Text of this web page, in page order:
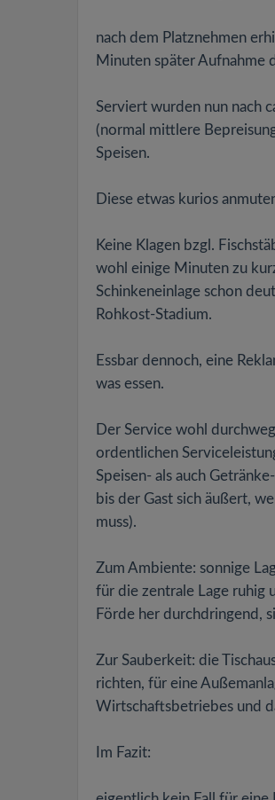
nach dem Platznehmen
Minuten später Aufnahme
Serviert wurden nun nach
(normal mittlere
Speisen.
Diese etwas kurios
Keine Klagen bzgl.
wohl einige Minuten zu
Schinkeneinlage schon
Rohkost-Stadium.
Essbar dennoch, eine
was essen.
Der Service wohl
ordentlichen
Speisen- als auch
bis der Gast sich äußert,
muss).
Zum Ambiente: sonnige
für die zentrale Lage ruhig
Förde her durchdringend,
Zur Sauberkeit: die
richten, für eine
Wirtschaftsbetriebes und
Im Fazit: